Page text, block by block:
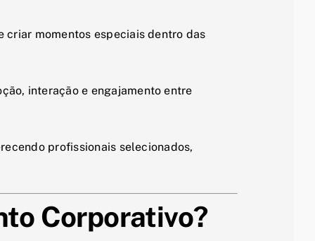
criar momentos especiais dentro das
interação e engajamento entre
profissionais selecionados,
Corporativo?